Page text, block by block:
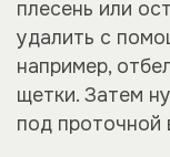
плесень или
удалить с
например,
щетки. Затем
под проточной